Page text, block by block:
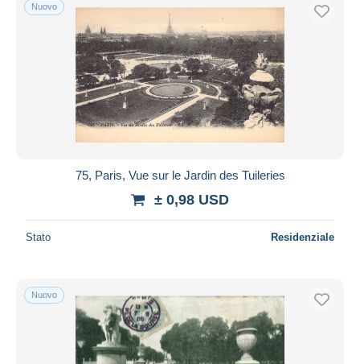
Nuovo
75, Paris, Vue sur le Jardin des Tuileries
± 0,98 USD
Stato Residenziale
Nuovo